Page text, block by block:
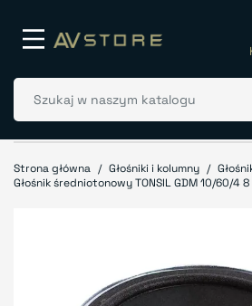
Strona główna Głośniki i kolumny
Głośnik średniotonowy TONSIL GDM 10/60/4 8